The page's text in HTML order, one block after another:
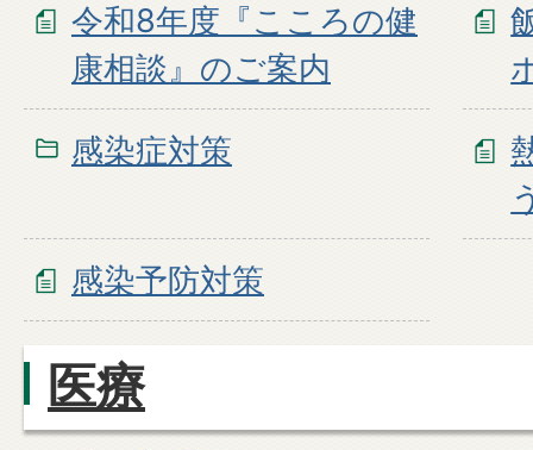
令和8年度『こころの健
康相談』のご案内
感染症対策
感染予防対策
医療